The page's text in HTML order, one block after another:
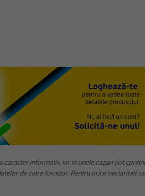
caracter informativ, iar in unele cazuri pot
de catre furnizor. Pentru orice neclaritati